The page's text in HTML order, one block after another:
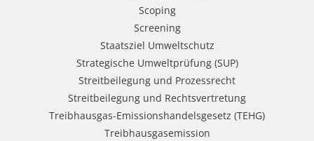
Scoping
Screening
Staatsziel Umweltschutz
Strategische Umweltprüfung (SUP)
Streitbeilegung und Prozessrecht​
Streitbeilegung und Rechtsvertretung
Treibhausgas-Emissionshandelsgesetz (TEHG)
Treibhausgasemission